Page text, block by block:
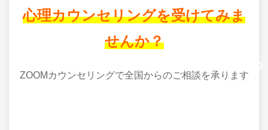
心理カウンセリングを受けてみま
せんか？
ZOOMカウンセリングで全国からのご相談を承ります